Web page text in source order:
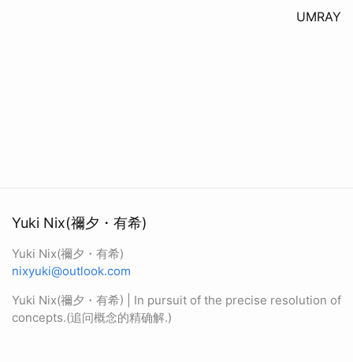
UMRAY
Yuki Nix(禰夕・有希)
Yuki Nix(禰夕・有希)
nixyuki@outlook.com
Yuki Nix(禰夕・有希) | In pursuit of the precise resolution of
concepts.(追问概念的精确解.)